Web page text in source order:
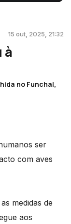
15 out, 2025, 21:32
à
no Funchal,
ser
com aves
medidas de
aos